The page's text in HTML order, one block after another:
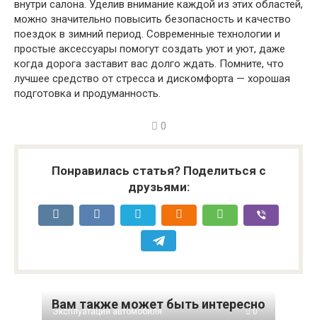
внутри салона. Уделив внимание каждой из этих областей,
можно значительно повысить безопасность и качество
поездок в зимний период. Современные технологии и
простые аксессуары помогут создать уют и уют, даже
когда дорога заставит вас долго ждать. Помните, что
лучшее средство от стресса и дискомфорта — хорошая
подготовка и продуманность.
0
Понравилась статья? Поделиться с
друзьями:
Вам также может быть интересно
Эксплуатация автомобиля 0